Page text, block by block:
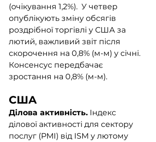
(очікування 1,2%).  У четвер
опублікують зміну обсягів
роздрібної торгівлі у США за
лютий, важливий звіт після
скорочення на 0,8% (м-м) у січні.
Консенсус передбачає
зростання на 0,8% (м-м).
США
Ділова активність. Індекс
ділової активності для сектору
послуг (PMI) від ISM у лютому